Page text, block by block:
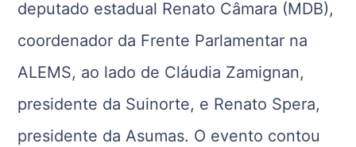
deputado estadual Renato Câmara (MDB),
coordenador da Frente Parlamentar na
ALEMS, ao lado de Cláudia Zamignan,
presidente da Suinorte, e Renato Spera,
presidente da Asumas. O evento contou